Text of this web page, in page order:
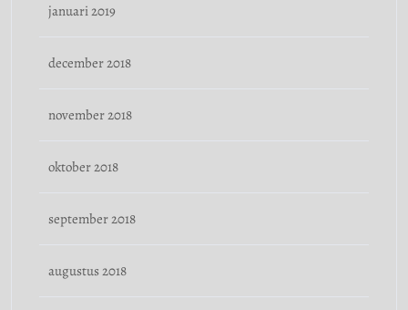
januari 2019
december 2018
november 2018
oktober 2018
september 2018
augustus 2018